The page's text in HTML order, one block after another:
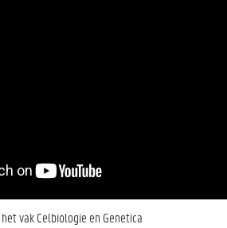
vak Celbiologie en Genetica